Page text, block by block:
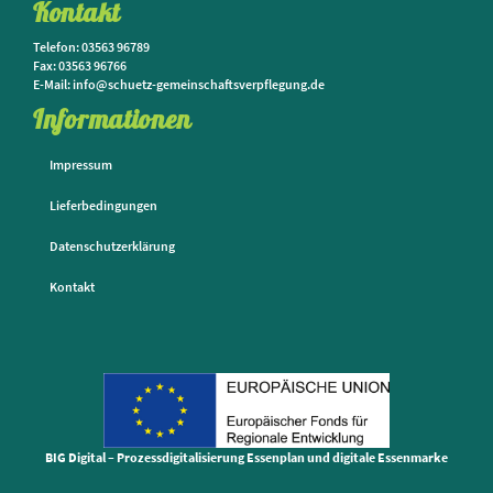
Kontakt
Telefon: 03563 96789
Fax: 03563 96766
E-Mail: info@schuetz-gemeinschaftsverpflegung.de
Informationen
Impressum
Lieferbedingungen
Datenschutzerklärung
Kontakt
BIG Digital – Prozessdigitalisierung Essenplan und digitale Essenmarke